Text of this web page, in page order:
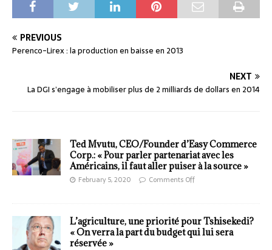
PREVIOUS
Perenco-Lirex : la production en baisse en 2013
NEXT
La DGI s’engage à mobiliser plus de 2 milliards de dollars en 2014
Ted Mvutu, CEO/Founder d’Easy Commerce
Corp.: « Pour parler partenariat avec les
Américains, il faut aller puiser à la source »
February 5, 2020 Comments Off
L’agriculture, une priorité pour Tshisekedi?
« On verra la part du budget qui lui sera
réservée »